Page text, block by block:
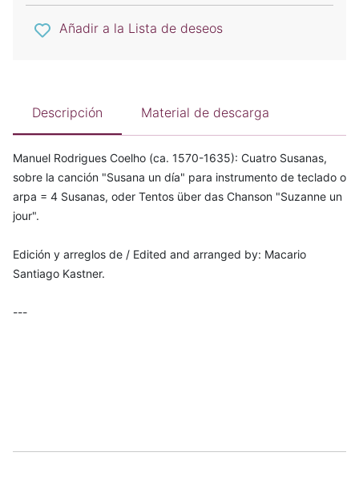
Añadir a la Lista de deseos
Descripción Material de descarga
Manuel Rodrigues Coelho (ca. 1570-1635): Cuatro Susanas,
sobre la canción "Susana un día" para instrumento de teclado o
arpa = 4 Susanas, oder Tentos über das Chanson "Suzanne un
jour".
Edición y arreglos de / Edited and arranged by: Macario
Santiago Kastner.
---